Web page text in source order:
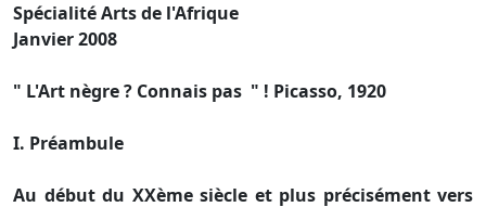
Spécialité Arts de l'Afrique
Janvier 2008
" L'Art nègre ? Connais pas " ! Picasso, 1920
I. Préambule
Au début du XXème siècle et plus précisément vers